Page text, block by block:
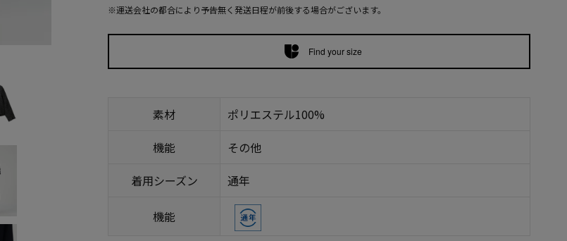
※運送会社の都合により予告無く発送日程が前後する場合がございます。
Find your size
素材
ポリエステル100%
機能
その他
着用シーズン
通年
機能